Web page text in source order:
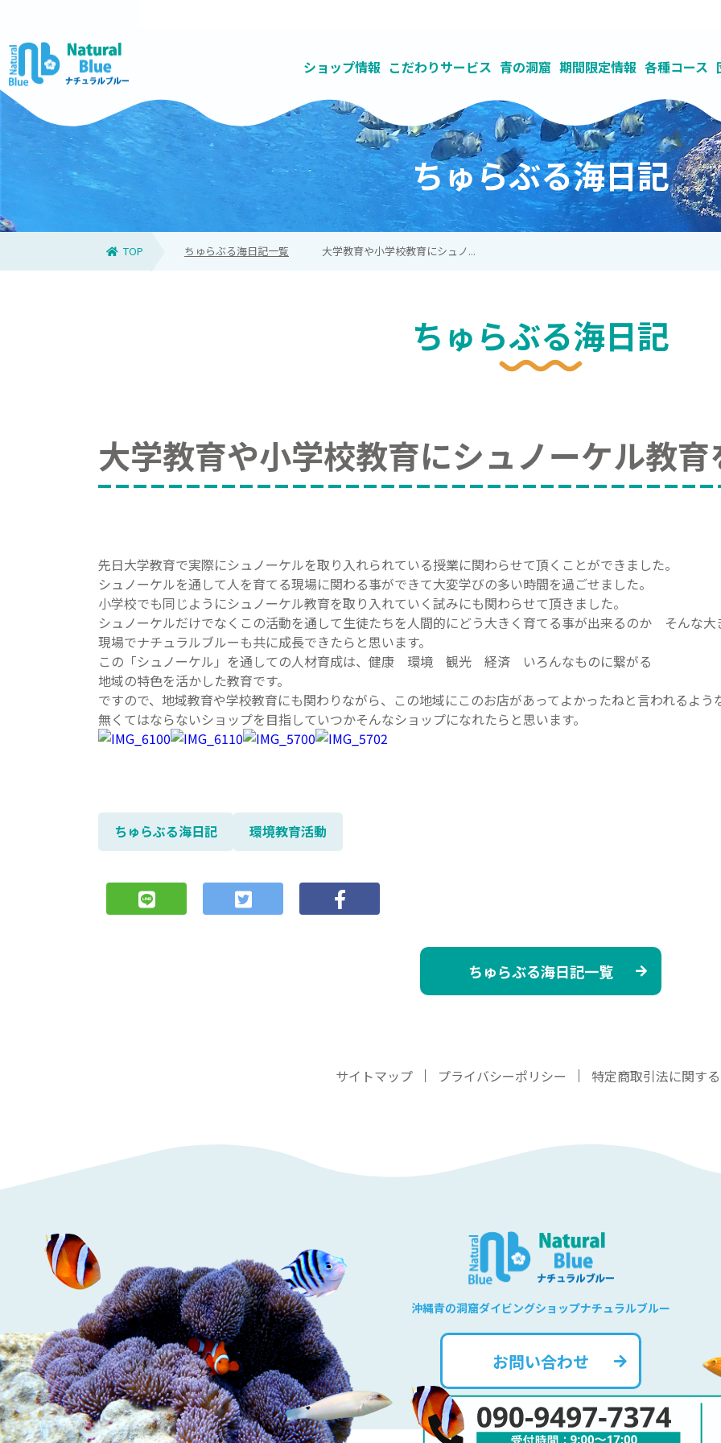
ショップ情報
ナチュラルブルーについて スタッフ紹介 求人募集 ナチュラルブルー独自のSDGsの取り組み 海洋教育を
こだわりサービス
高品質で質の高いツアーを提供 高確率で青の洞窟へ 貸し切り制で丁寧なガイド 充実した施設 地域に根ざし
青の洞窟
青の洞窟とは 青の洞窟ビーチとボートの違い ダイビングとシュノーケリングの違い
期間限定情報 各種コース
お得なセットコース 家族におすすめ キッズコース 青の洞窟 ライセンス ファンダイビング レンタルセルフコー
天候悪化の場合 当日の流れ ツアーキャンセル料金について 参加条件 よくある質問(Q&A)
お問い合わせ ご予約（真栄田岬店） ご予約（読谷店） ご予約（カイラナ ヴ
ちゅらぶる海日記
TOP ちゅらぶる海日記一覧 大学教育や小学校教育にシュノ...
ちゅらぶる海日記
大学教育や小学校教育にシュノーケル教
先日大学教育で実際にシュノーケルを取り入れられている授業に関わらせて頂くことができました。
シュノーケルを通して人を育てる現場に関わる事ができて大変学びの多い時間を過ごせました。
小学校でも同じようにシュノーケル教育を取り入れていく試みにも関わらせて頂きました。
シュノーケルだけでなくこの活動を通して生徒たちを人間的にどう大きく育てる事が出来るのか そんな
現場でナチュラルブルーも共に成長できたらと思います。
この「シュノーケル」を通しての人材育成は、健康 環境 観光 経済 いろんなものに繋がる
地域の特色を活かした教育です。
ですので、地域教育や学校教育にも関わりながら、この地域にこのお店があってよかったねと言われるよう
無くてはならないショップを目指していつかそんなショップになれたらと思います。
ちゅらぶる海日記 環境教育活動
ちゅらぶる海日記一覧
サイトマップ プライバシーポリシー 特定商取引法に関す
沖縄青の洞窟ダイビングショップナチュラルブルー
お問い合わせ